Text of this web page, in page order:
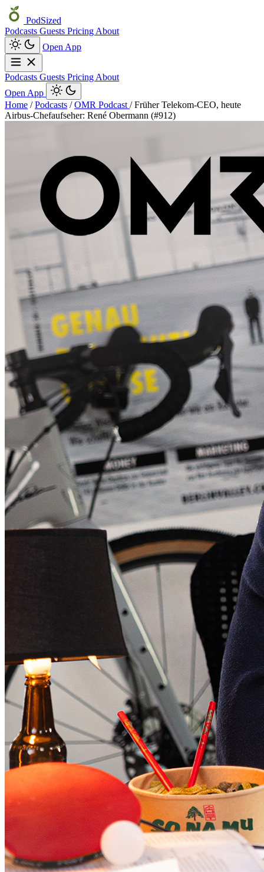
PodSized
Podcasts Guests Pricing About
Open App
Podcasts Guests Pricing About
Open App
Home / Podcasts / OMR Podcast / Früher Telekom-CEO, heute
Airbus-Chefaufseher: René Obermann (#912)